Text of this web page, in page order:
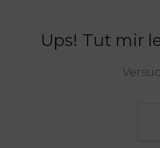
Ups! Tut mir